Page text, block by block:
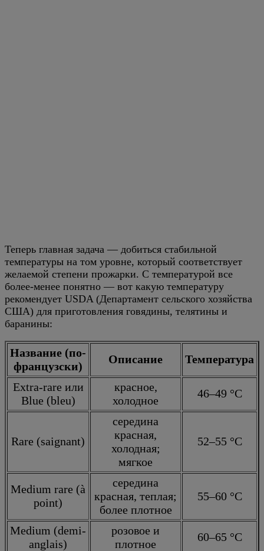
Теперь главная задача — добиться стабильной
температуры на том уровне, который соответствует
желаемой степени прожарки. С температурой все
более-менее понятно — вот какую температуру
рекомендует USDA (Департамент сельского хозяйства
США) для приготовления говядины, телятины и
баранины:
Название (по-
французски)
Описание Температура
Extra-rare или
Blue (bleu)
красное,
холодное
46–49 °C
Rare (saignant)
середина
красная,
холодная;
мягкое
52–55 °C
Medium rare (à
point)
середина
красная, теплая;
более плотное
55–60 °C
Medium (demi-
anglais)
розовое и
плотное
60–65 °C